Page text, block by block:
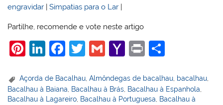
engravidar |Simpatias para o Lar |
Partilhe, recomende e vote neste artigo
Pi
er
e
Li
k
e
F
c
e
T
itt
er
G
ai
l
Y
h
o
Pr
t
ar
e
Açorda de Bacalhau ,Almôndegas de bacalhau bacalhau
Bacalhau à Baiana
Bacalhau à Brás Bacalhau à Espanhola
Bacalhau à Lagareiro Bacalhau à Portuguesa
Bacalhau à